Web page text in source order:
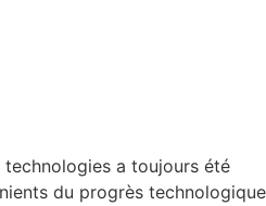
technologies a toujours été
du progrès technologique